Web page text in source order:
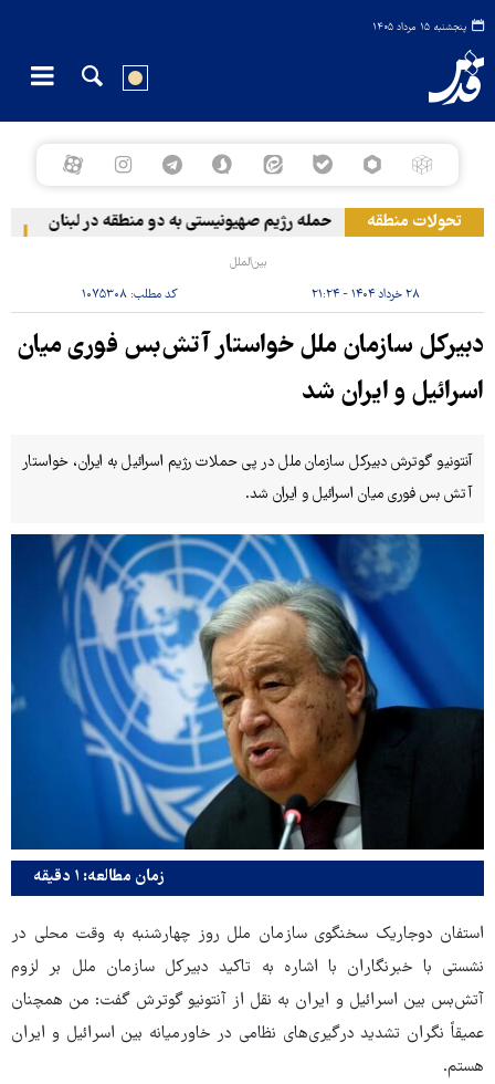
پنجشنبه ۱۵ مرداد ۱۴۰۵
تحولات منطقه حمله رژیم صهیونیستی به دو منطقه در لبنان
بین‌الملل
۲۸ خرداد ۱۴۰۴ - ۲۱:۲۴ کد مطلب:۱۰۷۵۳۰۸
دبیرکل سازمان ملل خواستار آتش‌بس فوری میان
اسرائیل و ایران شد
آنتونیو گوترش دبیرکل سازمان ملل در پی حملات رژیم اسرائیل به ایران، خواستار
آتش بس فوری میان اسرائیل و ایران شد.
زمان مطالعه: ۱ دقیقه
استفان دوجاریک سخنگوی سازمان ملل روز چهارشنبه به وقت محلی در
نشستی با خبرنگاران با اشاره به تاکید دبیرکل سازمان ملل بر لزوم
آتش‌بس بین اسرائیل و ایران به نقل از آنتونیو گوترش گفت: من همچنان
عمیقاً نگران تشدید درگیری‌های نظامی در خاورمیانه بین اسرائیل و ایران
هستم.